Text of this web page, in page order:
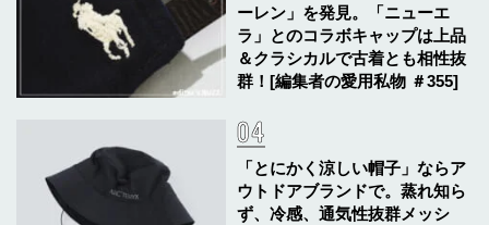
ーレン」を発見。「ニューエ
ラ」とのコラボキャップは上品
＆クラシカルで古着とも相性抜
群！[編集者の愛用私物 ＃355]
「とにかく涼しい帽子」ならア
ウトドアブランドで。蒸れ知ら
ず、冷感、通気性抜群メッシ